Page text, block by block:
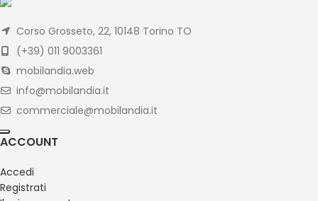
Corso Grosseto, 22, 10148 Torino TO
(+39) 011 9003361
mobilandia.web
info@mobilandia.it
commerciale@mobilandia.it
ACCOUNT
Accedi
Registrati